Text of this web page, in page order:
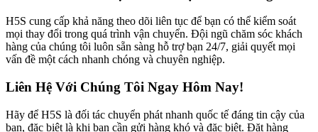
H5S cung cấp khả năng theo dõi liên tục để bạn có thể kiểm soát
mọi thay đổi trong quá trình vận chuyển. Đội ngũ chăm sóc khách
hàng của chúng tôi luôn sẵn sàng hỗ trợ bạn 24/7, giải quyết mọi
vấn đề một cách nhanh chóng và chuyên nghiệp.
Liên Hệ Với Chúng Tôi Ngay Hôm Nay!
Hãy để H5S là đối tác chuyển phát nhanh quốc tế đáng tin cậy của
bạn, đặc biệt là khi bạn cần gửi hàng khó và đặc biệt. Đặt hàng